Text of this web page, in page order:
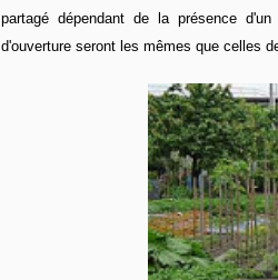
partagé dépendant de la présence
d'ouverture seront les mêmes que celles